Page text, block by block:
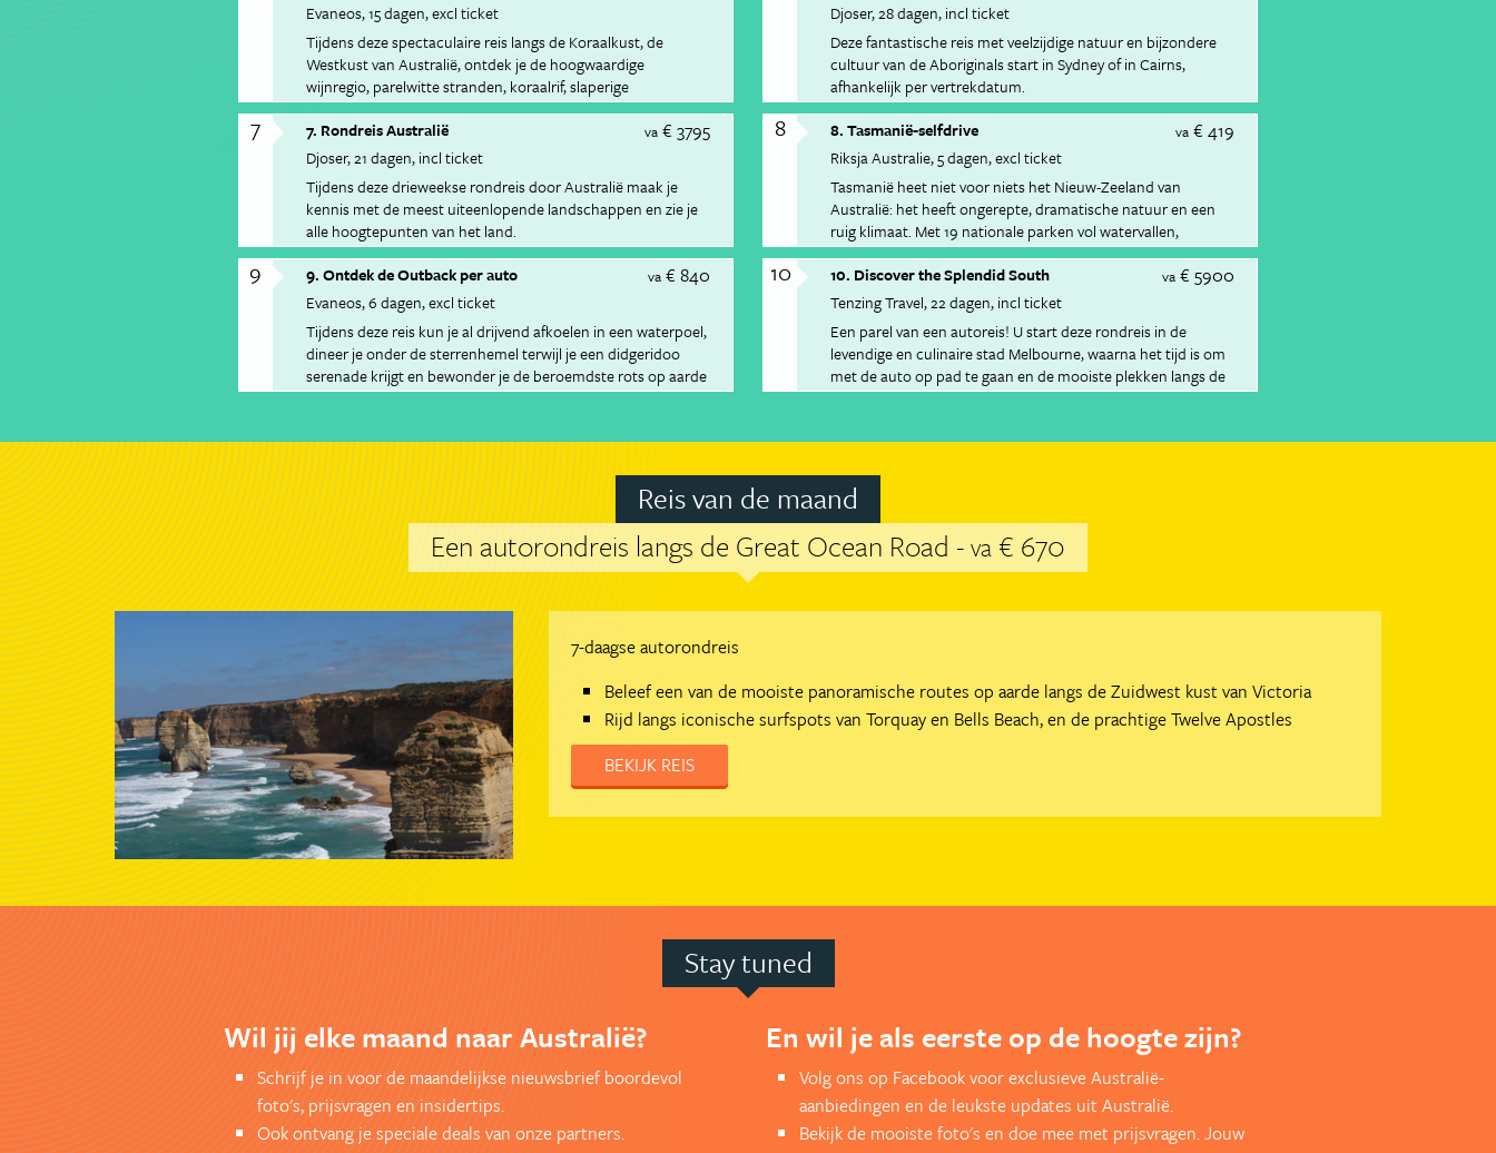
Evaneos 15 dagen excl ticket
Tijdens deze spectaculaire reis langs de Koraalkust, de
Westkust van Australië, ontdek je de hoogwaardige
wijnregio, parelwitte stranden, koraalrif, slaperige
vissersdorpjes en ruige nationale parken.
Djoser 28 dagen incl ticket
Deze fantastische reis met veelzijdige natuur en bijzondere
cultuur van de Aboriginals start in Sydney of in Cairns,
afhankelijk per vertrekdatum.
7 va€ 3795
7. Rondreis Australië
Djoser 21 dagen incl ticket
Tijdens deze drieweekse rondreis door Australië maak je
kennis met de meest uiteenlopende landschappen en zie je
alle hoogtepunten van het land.
8 va € 419
8. Tasmanië-selfdrive
Riksja Australie 5 dagen excl ticket
Tasmanië heet niet voor niets het Nieuw-Zeeland van
Australië: het heeft ongerepte, dramatische natuur en een
ruig klimaat. Met 19 nationale parken vol watervallen,
gletsjers en uitgestrekte bergmeren, steelt het eiland je hart.
9 va€ 840
9. Ontdek de Outback per auto
Evaneos 6 dagen excl ticket
Tijdens deze reis kun je al drijvend afkoelen in een waterpoel,
dineer je onder de sterrenhemel terwijl je een didgeridoo
serenade krijgt en bewonder je de beroemdste rots op aarde
bij zonsopkomst en zonsondergang.
10 va € 5900
10. Discover the Splendid South
Tenzing Travel 22 dagen incl ticket
Een parel van een autoreis! U start deze rondreis in de
levendige en culinaire stad Melbourne, waarna het tijd is om
met de auto op pad te gaan en de mooiste plekken langs de
zuidkust aan te doen.
Reis van de maand
Een autorondreis langs de Great Ocean Road -va € 670
7-daagse autorondreis
Beleef een van de mooiste panoramische routes op aarde langs de Zuidwest kust van Victoria
Rijd langs iconische surfspots van Torquay en Bells Beach, en de prachtige Twelve Apostles
BEKIJK REIS
Stay tuned
Wil jij elke maand naar Australië?
Schrijf je in voor de maandelijkse nieuwsbrief boordevol
foto's, prijsvragen en insidertips.
Ook ontvang je speciale deals van onze partners.
En wil je als eerste op de hoogte zijn?
Volg ons op Facebook voor exclusieve Australië-
aanbiedingen en de leukste updates uit Australië.
Bekijk de mooiste foto's en doe mee met prijsvragen. Jouw